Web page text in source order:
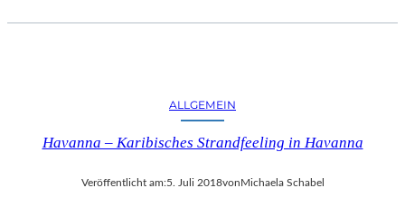
ALLGEMEIN
Havanna – Karibisches Strandfeeling in Havanna
Veröffentlicht am:5. Juli 2018vonMichaela Schabel